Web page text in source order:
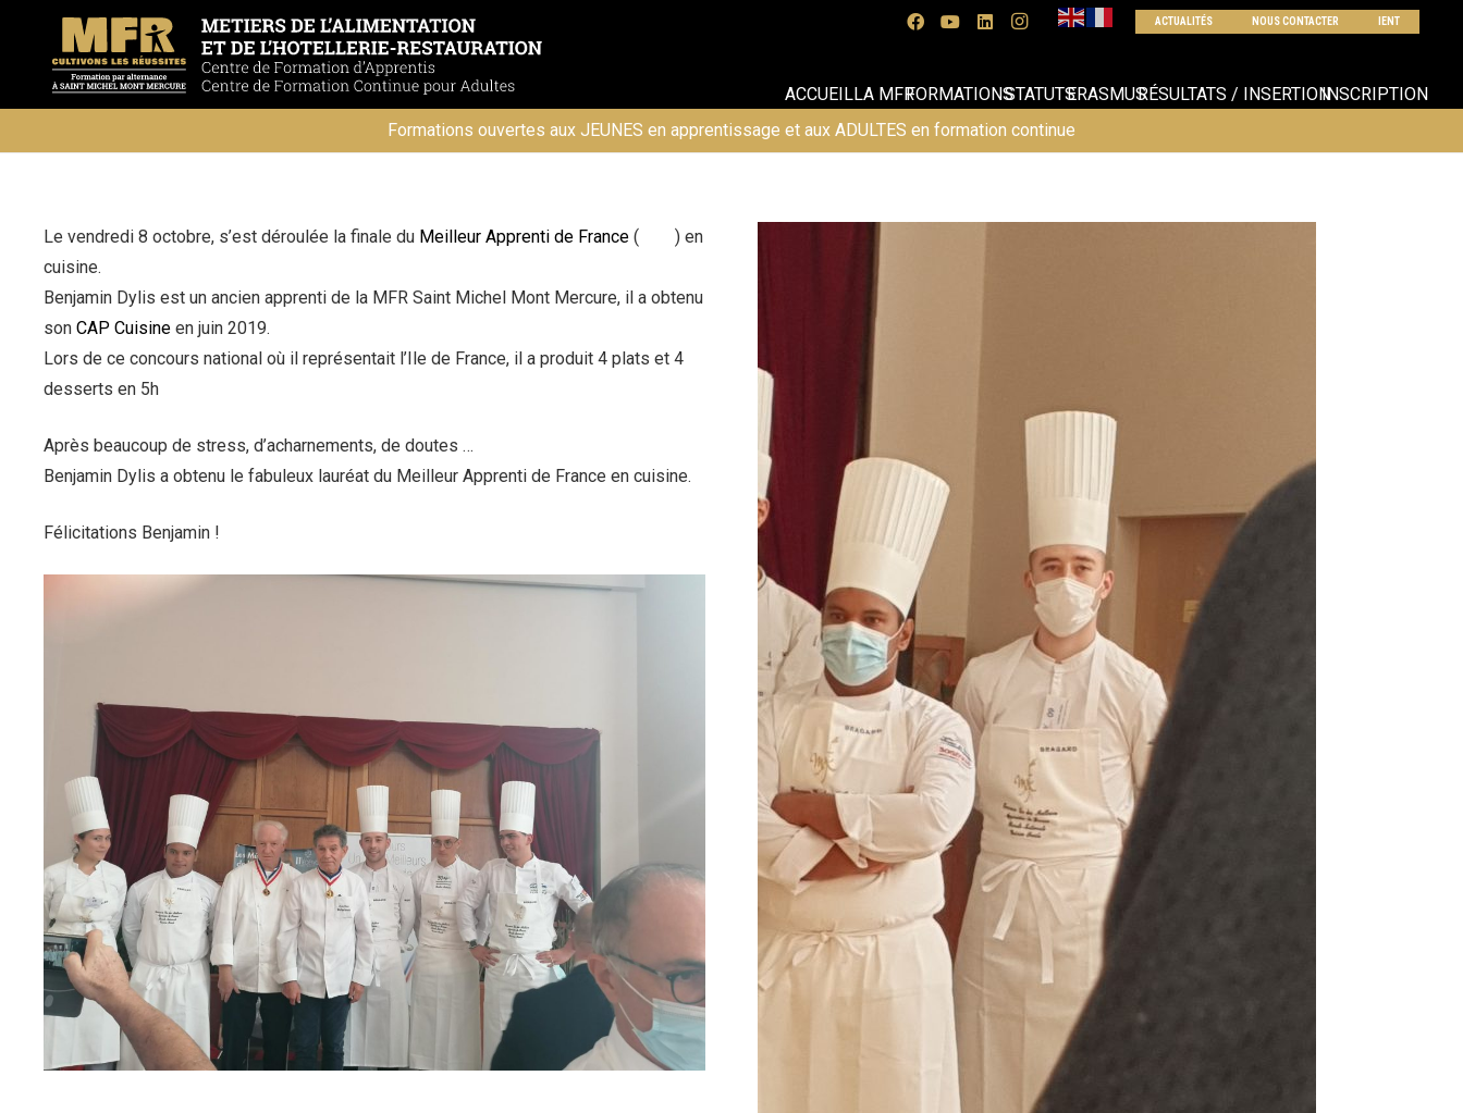
ACTUALITÉS NOUS CONTACTER IENT
ACCUEILLA MFRFORMATIONSSTATUTSERASMUSRÉSULTATS / INSERTIONINSCRIPTION
Formations ouvertes aux JEUNES en apprentissage et aux ADULTES en formation continue
Le vendredi 8 octobre, s’est déroulée la finale du Meilleur Apprenti de France (
) en
cuisine.
Benjamin Dylis est un ancien apprenti de la MFR Saint Michel Mont Mercure, il a obtenu
son CAP Cuisine en juin 2019.
Lors de ce concours national où il représentait l’Ile de France, il a produit 4 plats et 4
desserts en 5h
Après beaucoup de stress, d’acharnements, de doutes …
Benjamin Dylis a obtenu le fabuleux lauréat du Meilleur Apprenti de France en cuisine.
Félicitations Benjamin !